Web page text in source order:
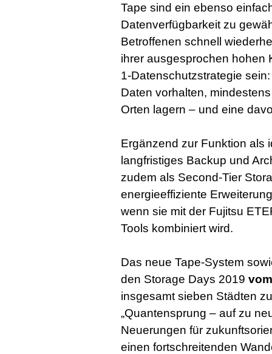
Tape sind ein ebenso
Datenverfügbarkeit zu
Betroffenen schnell
ihrer ausgesprochen hohen
1-Datenschutzstrategie
Daten vorhalten,
Orten lagern – und eine
Ergänzend zur Funktion als
langfristiges Backup und
zudem als Second-Tier
energieeffiziente
wenn sie mit der Fujitsu
Tools kombiniert wird.
Das neue Tape-System
den Storage Days 2019
insgesamt sieben Städten
„Quantensprung – auf zu
Neuerungen für
einen fortschreitenden